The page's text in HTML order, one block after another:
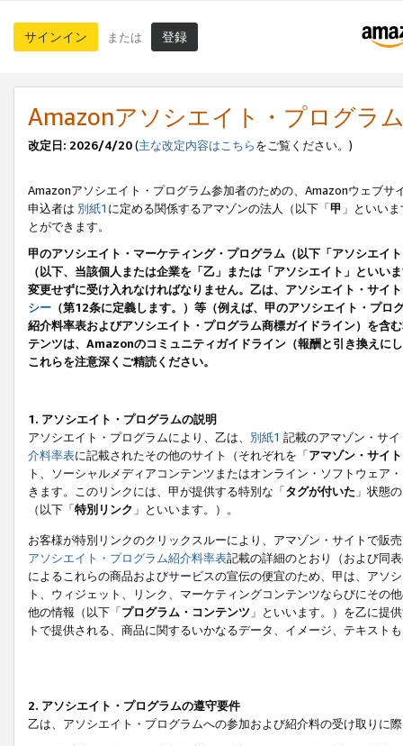
サインイン または 登録
Amazonアソシエイト・プログラ
改定日: 2026/4/20(主な改定内容はこちらをご覧ください。)
Amazonアソシエイト・プログラム参加者のための、Amazonウェブサ
申込者は 別紙1 に定める関係するアマゾンの法人（以下「甲 」といい
とができます。
甲のアソシエイト・マーケティング・プログラム（以下「アソシエイ
（以下、当該個人または企業を「乙」または「アソシエイト」とい
変更せずに受け入れなければなりません。乙は、アソシエイト・サイ
シー （第12条に定義します。）等（例えば、甲のアソシエイト・プ
紹介料率表およびアソシエイト・プログラム商標ガイドライン）を
テンツは、Amazonのコミュニティガイドライン（報酬と引き換えに
これらを注意深くご精読ください。
1. アソシエイト・プログラムの説明
アソシエイト・プログラムにより、乙は、 別紙1 記載のアマゾン・サ
介料率表に記載されたその他のサイト（それぞれを「アマゾン・サイト
ト、ソーシャルメディアコンテンツまたはオンライン・ソフトウェア
きます。このリンクには、甲が提供する特別な「タグが付いた 」状態
（以下「特別リンク 」といいます。）。
お客様が特別リンクのクリックスルーにより、アマゾン・サイトで販
アソシエイト・プログラム紹介料率表記載の詳細のとおり（および同
によるこれらの商品およびサービスの宣伝の便宜のため、甲は、アソ
ト、ウィジェット、リンク、マーケティングコンテンツならびにその
他の情報（以下「プログラム・コンテンツ 」といいます。）を乙に提
トで提供される、商品に関するいかなるデータ、イメージ、テキス
2. アソシエイト・プログラムの遵守要件
乙は、アソシエイト・プログラムへの参加および紹介料の受け取りに